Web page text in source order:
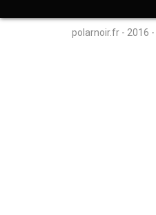
polarnoir.fr - 2016 -